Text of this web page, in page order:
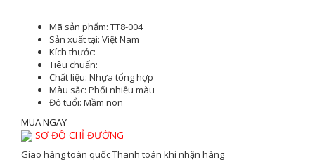
Mã sản phẩm: TT8-004
Sản xuất tại: Việt Nam
Kích thước:
Tiêu chuẩn:
Chất liệu: Nhựa tổng hợp
Màu sắc: Phối nhiều màu
Độ tuổi: Mầm non
MUA NGAY
SƠ ĐỒ CHỈ ĐƯỜNG
Giao hàng toàn quốcThanh toán khi nhận hàng